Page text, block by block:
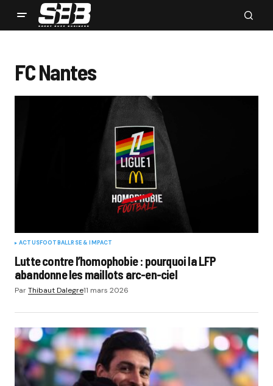
FC Nantes
ACTUSFOOTBALLRSE & IMPACT
Lutte contre l’homophobie : pourquoi la LFP
abandonne les maillots arc-en-ciel
ParThibaut Dalegre11 mars 2026